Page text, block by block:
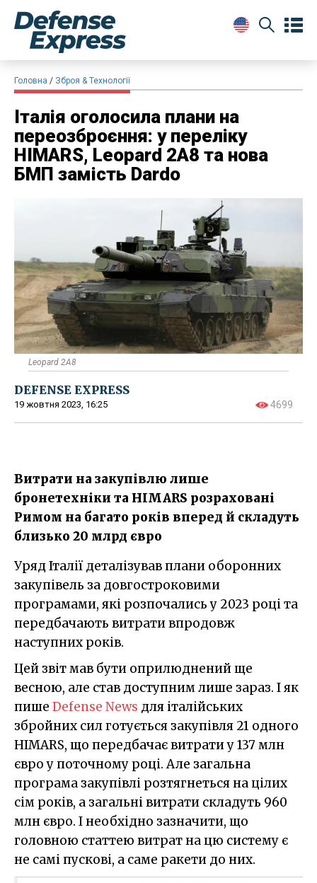
Головна Зброя & Технології
Італія оголосила плани на
переозброєння: у переліку
HIMARS, Leopard 2A8 та нова
БМП замість Dardo
Leopard 2A8
DEFENSE EXPRESS
19 жовтня 2023, 16:25 4699
Витрати на закупівлю лише
бронетехніки та HIMARS розраховані
Римом на багато років вперед й складуть
близько 20 млрд євро
Уряд Італії деталізував плани оборонних
закупівель за довгостроковими
програмами, які розпочались у 2023 році та
передбачають витрати впродовж
наступних років.
Цей звіт мав бути оприлюднений ще
весною, але став доступним лише зараз. І як
пише Defense News для італійських
збройних сил готується закупівля 21 одного
HIMARS, що передбачає витрати у 137 млн
євро у поточному році. Але загальна
програма закупівлі розтягнеться на цілих
сім років, а загальні витрати складуть 960
млн євро. І необхідно зазначити, що
головною статтею витрат на цю систему є
не самі пускові, а саме ракети до них.